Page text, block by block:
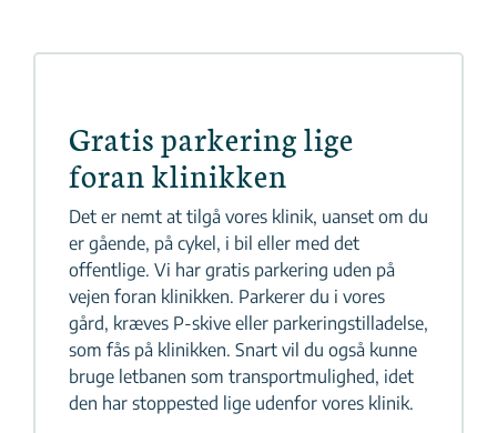
Gratis parkering lige
foran klinikken
Det er nemt at tilgå vores klinik, uanset om du
er gående, på cykel, i bil eller med det
offentlige. Vi har gratis parkering uden på
vejen foran klinikken. Parkerer du i vores
gård, kræves P-skive eller parkeringstilladelse,
som fås på klinikken. Snart vil du også kunne
bruge letbanen som transportmulighed, idet
den har stoppested lige udenfor vores klinik.